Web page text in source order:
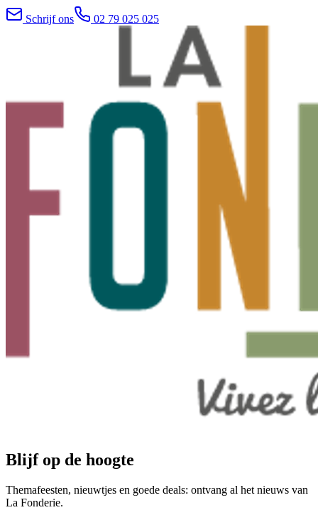
Schrijf ons 02 79 025 025
Blijf op de hoogte
Themafeesten, nieuwtjes en goede deals: ontvang al het nieuws van
La Fonderie.